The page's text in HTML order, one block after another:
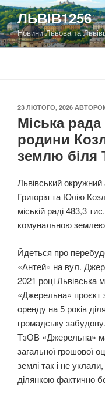
Перейти
до
вмісту
ЛЬВІВ1256
Новини Львова та
ОПУБЛІКОВАНО
23 ЛЮТОГО, 2026
Міська
родини
землю біля
Львівський окружний
Григорія та Юлію
міській раді 483,3
комунальною
Йдеться про
«Антей» на вул.
2021 році Львівська
«Джерельна» проєкт
оренду на 5 років
громадську
ТзОВ «Джерельна»
загальної грошової
землі так і не
ділянкою фактично